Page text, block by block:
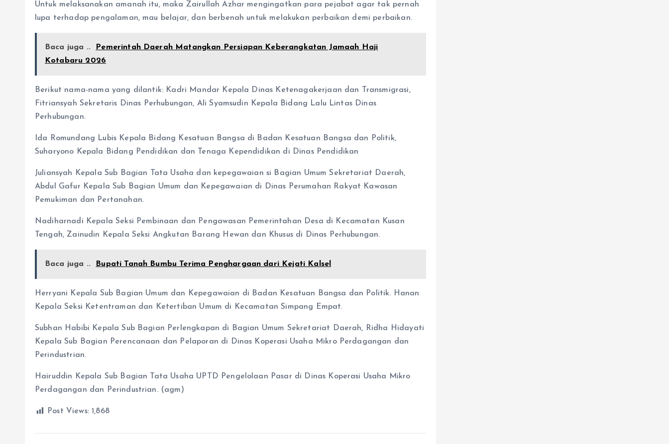
Untuk melaksanakan amanah itu, maka Zairullah Azhar mengingatkan para pejabat agar tak pernah
lupa terhadap pengalaman, mau belajar, dan berbenah untuk melakukan perbaikan demi perbaikan.
Baca juga ..
Pemerintah Daerah Matangkan Persiapan Keberangkatan Jamaah Haji
Kotabaru 2026
Berikut nama-nama yang dilantik: Kadri Mandar Kepala Dinas Ketenagakerjaan dan Transmigrasi,
Fitriansyah Sekretaris Dinas Perhubungan, Ali Syamsudin Kepala Bidang Lalu Lintas Dinas
Perhubungan.
Ida Romundang Lubis Kepala Bidang Kesatuan Bangsa di Badan Kesatuan Bangsa dan Politik,
Suharyono Kepala Bidang Pendidikan dan Tenaga Kependidikan di Dinas Pendidikan
Juliansyah Kepala Sub Bagian Tata Usaha dan kepegawaian si Bagian Umum Sekretariat Daerah,
Abdul Gafur Kepala Sub Bagian Umum dan Kepegawaian di Dinas Perumahan Rakyat Kawasan
Pemukiman dan Pertanahan.
Nadiharnadi Kepala Seksi Pembinaan dan Pengawasan Pemerintahan Desa di Kecamatan Kusan
Tengah, Zainudin Kepala Seksi Angkutan Barang Hewan dan Khusus di Dinas Perhubungan.
Baca juga .. Bupati Tanah Bumbu Terima Penghargaan dari Kejati Kalsel
Herryani Kepala Sub Bagian Umum dan Kepegawaian di Badan Kesatuan Bangsa dan Politik. Hanan
Kepala Seksi Ketentraman dan Ketertiban Umum di Kecamatan Simpang Empat.
Subhan Habibi Kepala Sub Bagian Perlengkapan di Bagian Umum Sekretariat Daerah, Ridha Hidayati
Kepala Sub Bagian Perencanaan dan Pelaporan di Dinas Koperasi Usaha Mikro Perdagangan dan
Perindustrian.
Hairuddin Kepala Sub Bagian Tata Usaha UPTD Pengelolaan Pasar di Dinas Koperasi Usaha Mikro
Perdagangan dan Perindustrian. (agm)
Post Views: 1,868